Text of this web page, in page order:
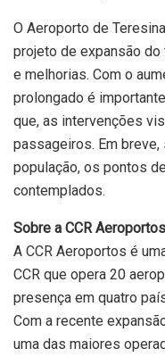
O Aeroporto de
projeto de expansão
e melhorias. Com o
prolongado é
que, as intervenções
passageiros. Em
população, os pontos
contemplados.
Sobre a CCR Aeroportos
A CCR Aeroportos é
CCR que opera 20
presença em quatro
Com a recente
uma das maiores